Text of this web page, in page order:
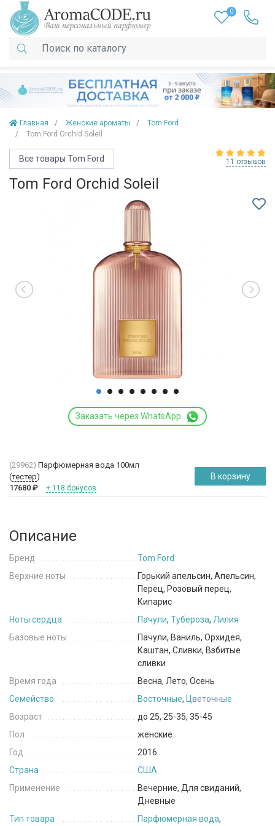
0
Главная Женские ароматы
Tom Ford
Tom Ford Orchid Soleil
Все товары Tom Ford 11 отзывов
Tom Ford Orchid Soleil
Заказать через WhatsApp
(29962) Парфюмерная вода 100мл
(тестер)
17680 ₽ + 118 бонусов
В корзину
Описание
Бренд
Tom Ford
Верхние ноты
Горький апельсин, Апельсин,
Перец, Розовый перец,
Кипарис
Ноты сердца
Пачули, Тубероза, Лилия
Базовые ноты
Пачули, Ваниль, Орхидея,
Каштан, Сливки, Взбитые
сливки
Время года
Весна, Лето, Осень
Семейство
Восточные, Цветочные
Возраст
до 25, 25-35, 35-45
Пол
женские
Год
2016
Страна
США
Применение
Вечерние, Для свиданий,
Дневные
Тип товара
Парфюмерная вода,